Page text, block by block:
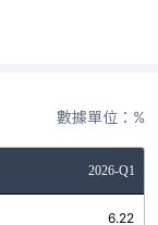
數據單位：%
2026-Q1
6.22